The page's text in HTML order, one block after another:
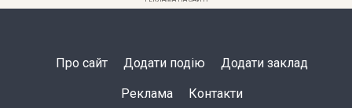
Про сайт Додати подію Додати заклад
Реклама Контакти